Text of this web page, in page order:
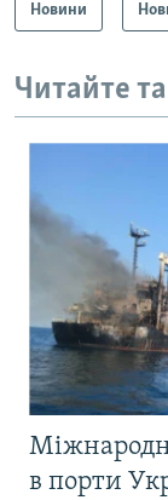
Новини
Читайте
в порти